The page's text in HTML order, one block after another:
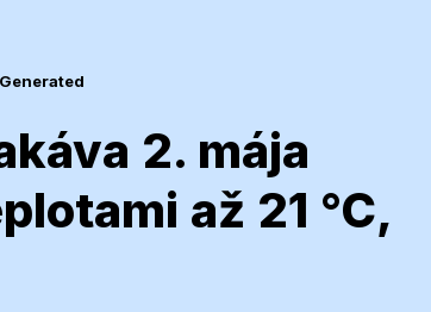
2. mája
až 21 °C,
očakáva 2.